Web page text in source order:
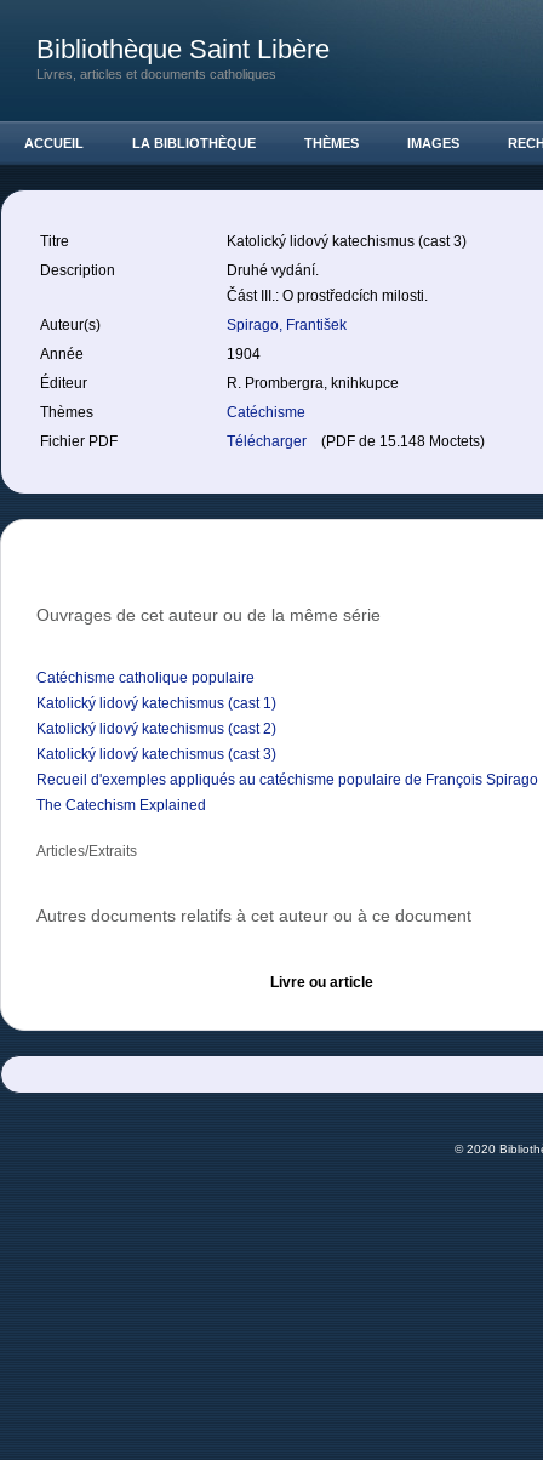
Bibliothèque Saint Libère
Livres, articles et documents catholiques
ACCUEIL LA BIBLIOTHÈQUE THÈMES IMAGES
Titre
Katolický lidový katechismus (cast 3)
Description
Druhé vydání.
Část III.: O prostředcích milosti.
Auteur(s)
Spirago, František
Année
1904
Éditeur
R. Prombergra, knihkupce
Thèmes
Catéchisme
Fichier PDF
Télécharger (PDF de 15.148 Moctets)
Ouvrages de cet auteur ou de la même série
Catéchisme catholique populaire
Katolický lidový katechismus (cast 1)
Katolický lidový katechismus (cast 2)
Katolický lidový katechismus (cast 3)
Recueil d'exemples appliqués au catéchisme populaire de François Spirago
The Catechism Explained
Articles/Extraits
Autres documents relatifs à cet auteur ou à ce document
Livre ou article
© 2020